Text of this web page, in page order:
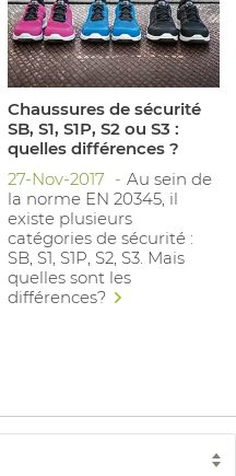
Chaussures de sécurité
SB, S1, S1P, S2 ou S3 :
quelles différences ?
27-Nov-2017
Au sein de
la norme EN 20345, il
existe plusieurs
catégories de sécurité :
SB, S1, S1P, S2, S3. Mais
quelles sont les
différences?